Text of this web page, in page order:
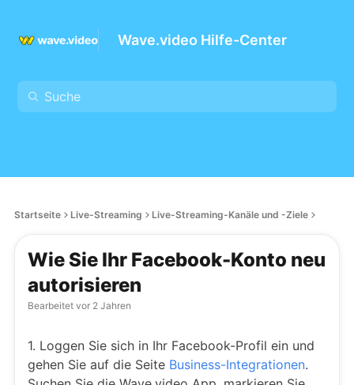
Wave.video Hilfe-Center
Startseite Live-Streaming Live-Streaming-Kanäle und -Ziele
Wie Sie Ihr Facebook-Konto neu
autorisieren
Bearbeitet vor 2 Jahren
1. Loggen Sie sich in Ihr Facebook-Profil ein und
gehen Sie auf die Seite Business-Integrationen.